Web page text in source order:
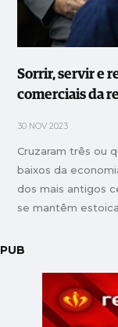
Sorrir, servir e resistir nos mais
30 NOV 2023
Cruzaram três ou
baixos da
dos mais antigos
se mantêm
PUB